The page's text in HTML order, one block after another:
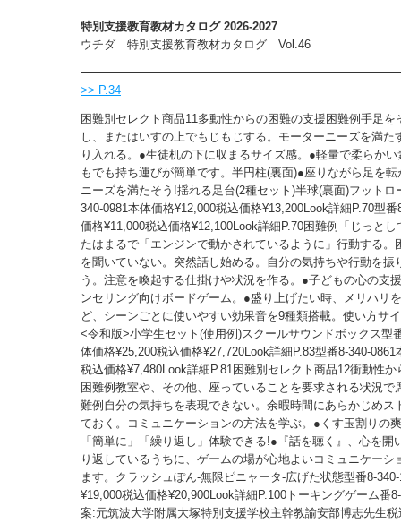
特別支援教育教材カタログ 2026-2027
ウチダ 特別支援教育教材カタログ Vol.46
>> P.34
困難別セレクト商品11多動性からの困難の支援困難例手足を
し、またはいすの上でもじもじする。モーターニーズを満た
り入れる。●生徒机の下に収まるサイズ感。●軽量で柔らか
もでも持ち運びが簡単です。半円柱(裏面)●座りながら足を
ニーズを満たそう!揺れる足台(2種セット)半球(裏面)フットロ
340-0981本体価格¥12,000税込価格¥13,200Look詳細P.70型番
価格¥11,000税込価格¥12,100Look詳細P.70困難例「じっと
たはまるで「エンジンで動かされているように」行動する。
を聞いていない。突然話し始める。自分の気持ちや行動を振
う。注意を喚起する仕掛けや状況を作る。●子どもの心の支
ンセリング向けボードゲーム。●盛り上げたい時、メリハリ
ど、シーンごとに使いやすい効果音を9種類搭載。使い方サ
<令和版>小学生セット(使用例)スクールサウンドボックス型
体価格¥25,200税込価格¥27,720Look詳細P.83型番8-340-0861
税込価格¥7,480Look詳細P.81困難別セレクト商品12衝動性か
困難例教室や、その他、座っていることを要求される状況で
難例自分の気持ちを表現できない。余暇時間にあらかじめス
ておく。コミュニケーションの方法を学ぶ。●くす玉割りの
「簡単に」「繰り返し」体験できる!●『話を聴く』、心を開
り返しているうちに、ゲームの場が心地よいコミュニケーシ
ます。クラッシュぽん-無限ピニャータ-広げた状態型番8-
¥19,000税込価格¥20,900Look詳細P.100トーキングゲーム番
案:元筑波大学附属大塚特別支援学校主幹教諭安部博志先生